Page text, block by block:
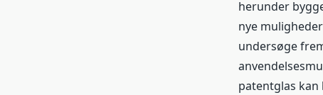
herunder
nye
undersøge
patentglas